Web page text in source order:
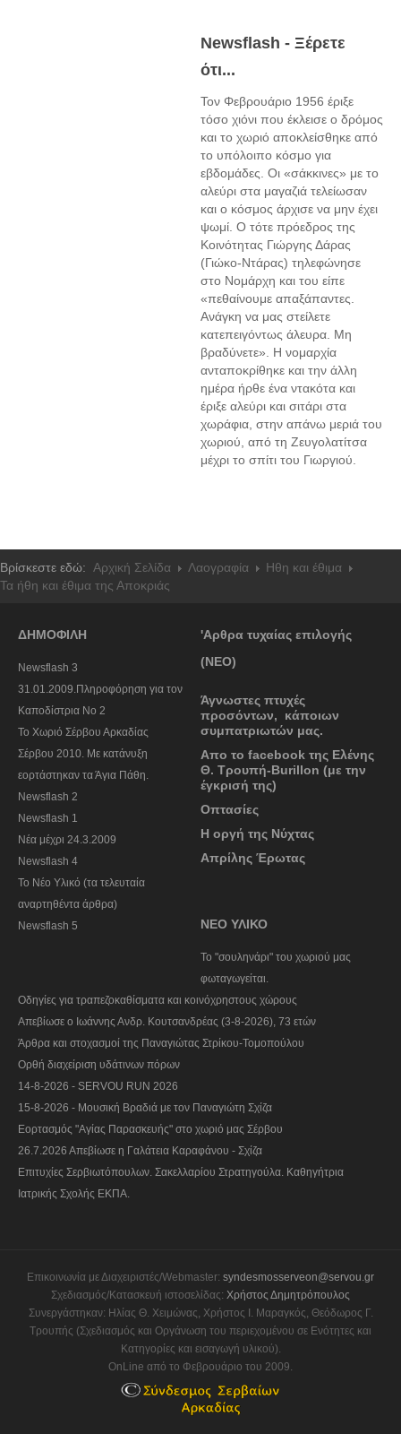
Newsflash - Ξέρετε
ότι...
Τον Φεβρουάριο 1956 έριξε
τόσο χιόνι που έκλεισε ο δρόμος
και το χωριό αποκλείσθηκε από
το υπόλοιπο κόσμο για
εβδομάδες. Οι «σάκκινες» με το
αλεύρι στα μαγαζιά τελείωσαν
και ο κόσμος άρχισε να μην έχει
ψωμί. Ο τότε πρόεδρος της
Κοινότητας Γιώργης Δάρας
(Γιώκο-Ντάρας) τηλεφώνησε
στο Νομάρχη και του είπε
«πεθαίνουμε απαξάπαντες.
Ανάγκη να μας στείλετε
κατεπειγόντως άλευρα. Μη
βραδύνετε». Η νομαρχία
ανταποκρίθηκε και την άλλη
ημέρα ήρθε ένα ντακότα και
έριξε αλεύρι και σιτάρι στα
χωράφια, στην απάνω μεριά του
χωριού, από τη Ζευγολατίτσα
μέχρι το σπίτι του Γιωργιού.
Βρίσκεστε εδώ: Αρχική Σελίδα Λαογραφία
Ηθη και έθιμα
Τα ήθη και έθιμα της Αποκριάς
ΔΗΜΟΦΙΛΗ
Newsflash 3
31.01.2009.Πληροφόρηση για τον
Καποδίστρια Νο 2
To Χωριό Σέρβου Αρκαδίας
Σέρβου 2010. Με κατάνυξη
εορτάστηκαν τα Άγια Πάθη.
Newsflash 2
Newsflash 1
Nέα μέχρι 24.3.2009
Newsflash 4
Το Νέο Υλικό (τα τελευταία
αναρτηθέντα άρθρα)
Newsflash 5
'Αρθρα τυχαίας επιλογής
(ΝΕΟ)
Άγνωστες πτυχές
προσόντων, κάποιων
συμπατριωτών μας.
Απο το facebook της Ελένης
Θ. Τρουπή-Burillon (με την
έγκρισή της)
Οπτασίες
Η οργή της Νύχτας
Απρίλης Έρωτας
ΝΕΟ ΥΛΙΚΟ
To "σουληνάρι" του χωριού μας
φωταγωγείται.
Οδηγίες για τραπεζοκαθίσματα και κοινόχρηστους χώρους
Απεβίωσε ο Ιωάννης Ανδρ. Κουτσανδρέας (3-8-2026), 73 ετών
Άρθρα και στοχασμοί της Παναγιώτας Στρίκου-Τομοπούλου
Ορθή διαχείριση υδάτινων πόρων
14-8-2026 - SERVOU RUN 2026
15-8-2026 - Μουσική Βραδιά με τον Παναγιώτη Σχίζα
Εορτασμός "Αγίας Παρασκευής" στο χωριό μας Σέρβου
26.7.2026 Απεβίωσε η Γαλάτεια Καραφάνου - Σχίζα
Επιτυχίες Σερβιωτόπουλων. Σακελλαρίου Στρατηγούλα. Καθηγήτρια
Ιατρικής Σχολής ΕΚΠΑ.
Επικοινωνία με Διαχειριστές/Webmaster: syndesmosserveon@servou.gr
Σχεδιασμός/Κατασκευή ιστοσελίδας: Χρήστος Δημητρόπουλος
Συνεργάστηκαν: Ηλίας Θ. Χειμώνας, Χρήστος Ι. Μαραγκός, Θεόδωρος Γ.
Τρουπής (Σχεδιασμός και Οργάνωση του περιεχομένου σε Ενότητες και
Κατηγορίες και εισαγωγή υλικού).
OnLine από το Φεβρουάριο του 2009.